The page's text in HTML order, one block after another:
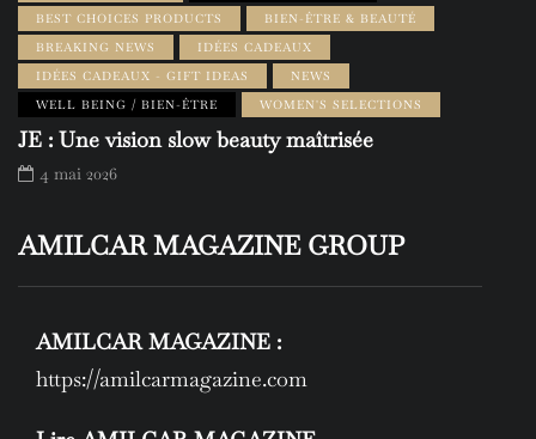
BEST CHOICES PRODUCTS
BIEN-ÊTRE & BEAUTÉ
BREAKING NEWS
IDÉES CADEAUX
IDÉES CADEAUX - GIFT IDEAS
NEWS
WELL BEING / BIEN-ÊTRE
WOMEN'S SELECTIONS
JE : Une vision slow beauty maîtrisée
4 mai 2026
AMILCAR MAGAZINE GROUP
AMILCAR MAGAZINE :
https://amilcarmagazine.com